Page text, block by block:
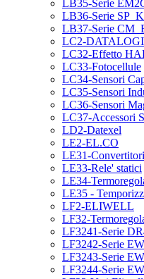
LB35-Serie
LB36-Serie SP_K
LB37-Serie
LC2-
LC32-Effetto
LC33-Fotocellule
LC34-Sensori
LC35-Sensori
LC36-Sensori
LC37-Accessori
LD2-Datexel
LE2-EL.CO
LE31-
LE33-Rele' statici
LE34-
LE35 -
LF2-ELIWELL
LF32-
LF3241-Serie
LF3242-Serie
LF3243-Serie
LF3244-Serie